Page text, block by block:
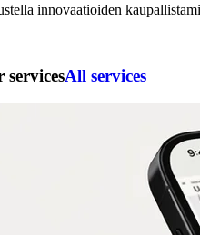
innovaatioiden
All services